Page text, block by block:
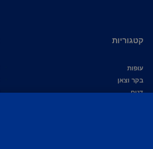
קטגוריות
עופות
בקר וצאן
דגים